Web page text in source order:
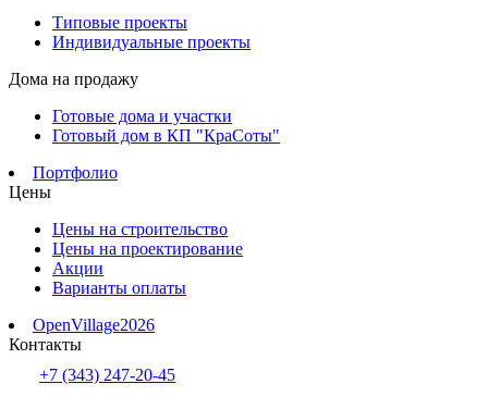
Типовые проекты
Индивидуальные проекты
Дома на продажу
Готовые дома и участки
Готовый дом в КП "КраСоты"
Портфолио
Цены
Цены на строительство
Цены на проектирование
Акции
Варианты оплаты
OpenVillage2026
Контакты
+7 (343) 247-20-45